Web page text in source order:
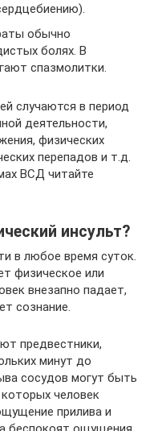
обычно
болях. В
спазмолитки.
случаются в период
деятельности,
физических
перепадов и т.д.
ВСД читайте
инсульт?
в любое время суток.
физическое или
внезапно падает,
сознание.
предвестники,
минут до
сосудов могут быть
человек
прилива и